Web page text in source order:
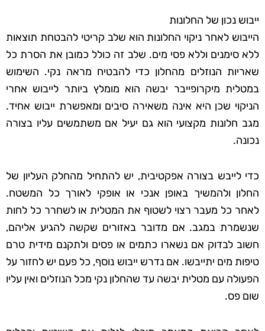
ייבוש נכון של החלונות
הייבוש לאחר ניקוי החלונות הוא שלב קריטי להבטחת תוצאות
ללא סימנים וללא פסי מים. שלב זה כולל כמובן את הסרת כל
שאריות הנוזלים מהחלון כדי להבטיח מראה נקי. השימוש
במטלית מיקרופייבר יבשה הוא מומלץ ביותר לייבוש אחרי
הניקוי שכן היא אינה משאירה סיבים ומאפשרת ייבוש אחיד.
מגב חלונות מקצועי הוא גם יעיל אם משתמשים עליו בצורה
נכונה.
כדי לייבש בצורה אפקטיבית, יש להתחיל מהחלק העליון של
החלון ולהמשיך באופן אנכי או אופקי לאורך כל המשטח.
לאחר כל מעבר רצוי לשטוף את המטלית או לשחרר כל לחות
שנשמרת במגב. אם מדובר באזורים שקשה להגיע אליהם,
חשוב לבדוק אם נשארו כתמים או פסים ולתקנם מידית טרם
טיפות מים יתייבשו. אם נדרש ייבוש נוסף, כל פעם יש לחזור על
הפעולה עם מטלית יבשה עד שהחלון נקי מכל הנוזלים ואין עליו
שום פס.